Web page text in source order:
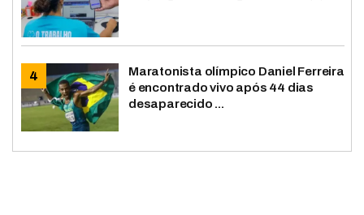
Maratonista olímpico Daniel Ferreira
é encontrado vivo após 44 dias
desaparecido ...